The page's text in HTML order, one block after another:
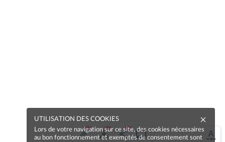
UTILISATION DES COOKIES
Lors de votre navigation sur ce site, des cookies nécessaires
au bon fonctionnement et exemptés de consentement sont